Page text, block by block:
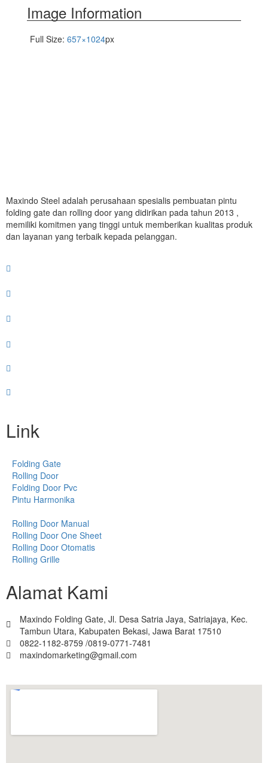
Image Information
Full Size: 657×1024px
Maxindo Steel adalah perusahaan spesialis pembuatan pintu
folding gate dan rolling door yang didirikan pada tahun 2013 ,
memiliki komitmen yang tinggi untuk memberikan kualitas produk
dan layanan yang terbaik kepada pelanggan.
Link
Folding Gate
Rolling Door
Folding Door Pvc
Pintu Harmonika
Rolling Door Manual
Rolling Door One Sheet
Rolling Door Otomatis
Rolling Grille
Alamat Kami
Maxindo Folding Gate, Jl. Desa Satria Jaya, Satriajaya, Kec.
Tambun Utara, Kabupaten Bekasi, Jawa Barat 17510
0822-1182-8759 /0819-0771-7481
maxindomarketing@gmail.com